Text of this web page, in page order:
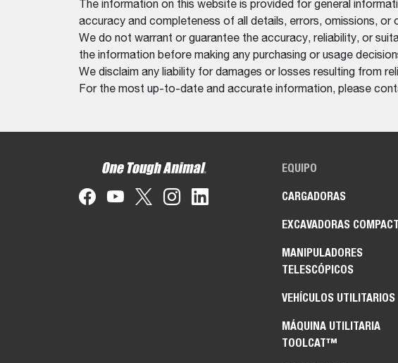
The information on this website is provided for general
accuracy and completeness of all details, errors, omissions,
We do not warrant or guarantee the accuracy, reliability, or
the information before making any purchasing or usage
We disclaim any liability for damages or losses resulting from
For the most up-to-date and accurate information, please
EQUIPO
CARGADORAS
EXCAVADORAS
MANIPULADORES
TELESCÓPICOS
VEHÍCULOS UTILITARIOS
MÁQUINA UTILITARIA
TOOLCAT™